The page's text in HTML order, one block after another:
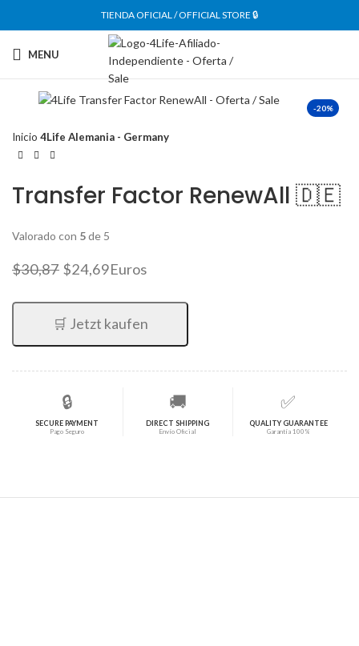
TIENDA OFICIAL / OFFICIAL STORE 🔒
MENU
-20%
Inicio 4Life Alemania - Germany
Transfer Factor RenewAll 🇩🇪
Valorado con 5de 5
$30,87 El
original
era:
$30,87.
$24,69El
actual
es:
$24,69.
Euros
🛒 Jetzt kaufen
🔒
SECURE PAYMENT
Pago Seguro
🚚
DIRECT SHIPPING
Envío Oficial
✅
QUALITY GUARANTEE
Garantía 100%